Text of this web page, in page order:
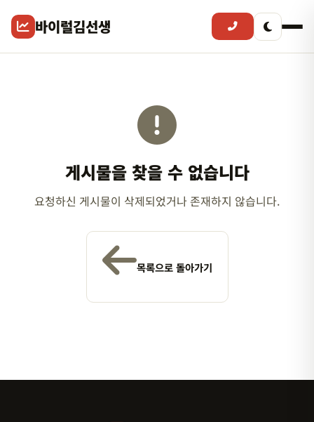
바이럴김선생
게시물을 찾을 수 없습니다
요청하신 게시물이 삭제되었거나 존재하지 않습니다.
목록으로 돌아가기